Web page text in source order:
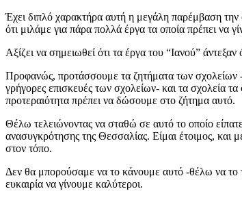
Έχει διπλό χαρακτήρα αυτή η μεγάλη παρέμβαση
ότι μιλάμε για πάρα πολλά έργα τα οποία πρέπει να
Αξίζει να σημειωθεί ότι τα έργα του “Ιανού”
Προφανώς, προτάσσουμε τα ζητήματα των σχολείων
γρήγορες επισκευές των σχολείων- και τα σχολεία
προτεραιότητα πρέπει να δώσουμε στο ζήτημα αυτό.
Θέλω τελειώνοντας να σταθώ σε αυτό το οποίο
ανασυγκρότησης της Θεσσαλίας. Είμαι έτοιμος, και
στον τόπο.
Δεν θα μπορούσαμε να το κάνουμε αυτό -θέλω να το
ευκαιρία να γίνουμε καλύτεροι.